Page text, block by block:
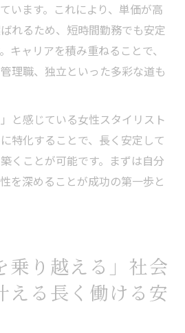
います。これにより、単価が高
れるため、短時間勤務でも安定
キャリアを積み重ねることで、
理職、独立といった多彩な道も
と感じている女性スタイリスト
特化することで、長く安定して
くことが可能です。まずは自分
を深めることが成功の第一歩と
乗り越える」社会
える長く働ける安